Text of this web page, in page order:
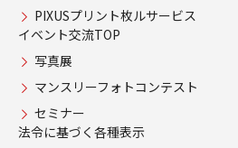
PIXUSプリント枚ルサービス
イベント交流TOP
写真展
マンスリーフォトコンテスト
セミナー
法令に基づく各種表示